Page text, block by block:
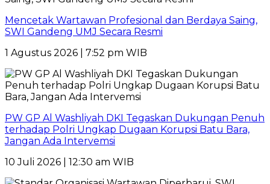
Mencetak Wartawan Profesional dan Berdaya Saing,
SWI Gandeng UMJ Secara Resmi
1 Agustus 2026 | 7:52 pm WIB
PW GP Al Washliyah DKI Tegaskan Dukungan Penuh
terhadap Polri Ungkap Dugaan Korupsi Batu Bara,
Jangan Ada Intervemsi
10 Juli 2026 | 12:30 am WIB